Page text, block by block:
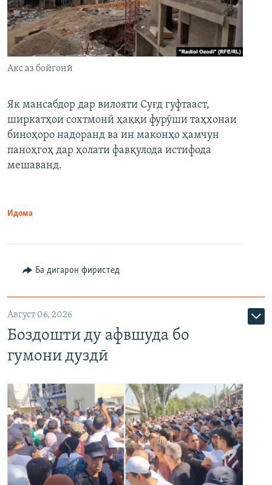
Акс аз бойгонӣ
Як мансабдор дар вилояти Суғд гуфтааст,
ширкатҳои сохтмонӣ ҳаққи фурӯши таҳхонаи
биноҳоро надоранд ва ин маконҳо ҳамчун
паноҳгоҳ дар ҳолати фавқулода истифода
мешаванд.
Идома
Ба дигарон фиристед
Август 06, 2026
Боздошти ду афвшуда бо
гумони дуздӣ